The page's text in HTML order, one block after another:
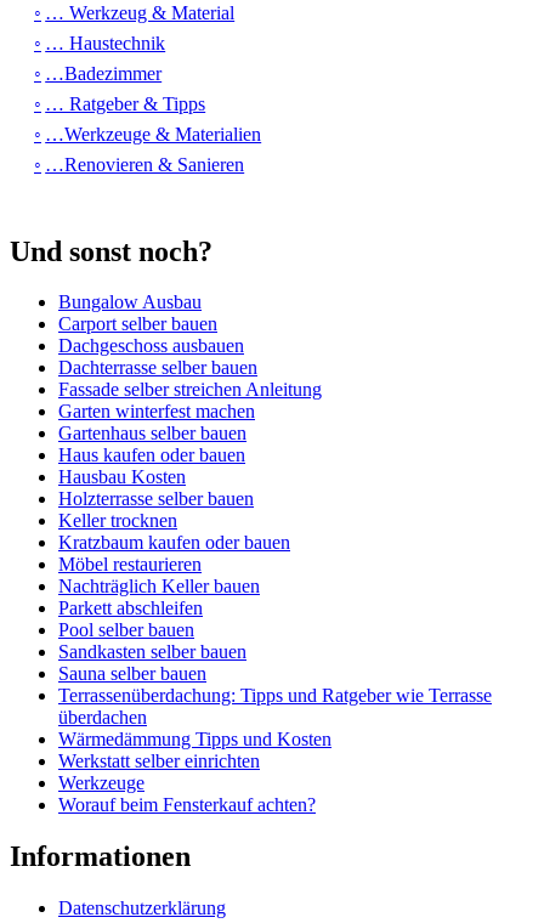
… Werkzeug & Material
… Haustechnik
…Badezimmer
… Ratgeber & Tipps
…Werkzeuge & Materialien
…Renovieren & Sanieren
Und sonst noch?
Bungalow Ausbau
Carport selber bauen
Dachgeschoss ausbauen
Dachterrasse selber bauen
Fassade selber streichen Anleitung
Garten winterfest machen
Gartenhaus selber bauen
Haus kaufen oder bauen
Hausbau Kosten
Holzterrasse selber bauen
Keller trocknen
Kratzbaum kaufen oder bauen
Möbel restaurieren
Nachträglich Keller bauen
Parkett abschleifen
Pool selber bauen
Sandkasten selber bauen
Sauna selber bauen
Terrassenüberdachung: Tipps und Ratgeber wie Terrasse
überdachen
Wärmedämmung Tipps und Kosten
Werkstatt selber einrichten
Werkzeuge
Worauf beim Fensterkauf achten?
Informationen
Datenschutzerklärung